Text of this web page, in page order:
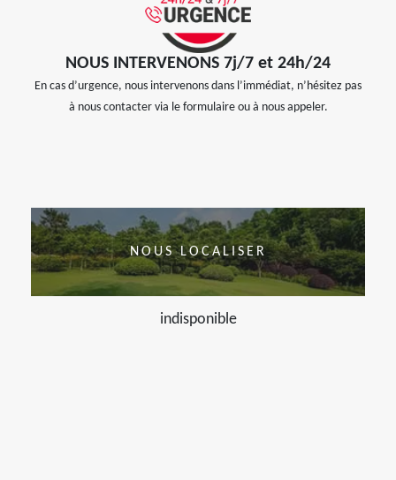
NOUS INTERVENONS 7j/7 et 24h/24
En cas d’urgence, nous intervenons dans l’immédiat, n’hésitez pas
à nous contacter via le formulaire ou à nous appeler.
NOUS LOCALISER
indisponible